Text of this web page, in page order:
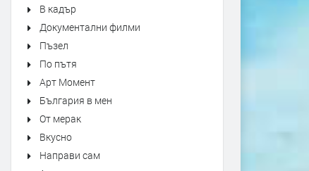
В кадър
Документални филми
Пъзел
По пътя
Арт Момент
България в мен
От мерак
Вкусно
Направи сам